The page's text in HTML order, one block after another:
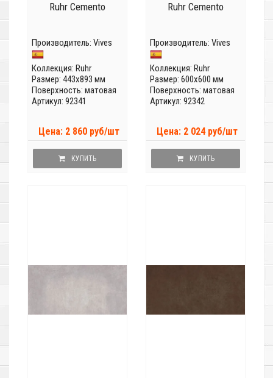
Ruhr Cemento
Производитель: Vives
Коллекция: Ruhr
Размер: 443x893 мм
Поверхность: матовая
Артикул: 92341
Цена: 2 860 руб/шт
КУПИТЬ
Ruhr Cemento
Производитель: Vives
Коллекция: Ruhr
Размер: 600x600 мм
Поверхность: матовая
Артикул: 92342
Цена: 2 024 руб/шт
КУПИТЬ